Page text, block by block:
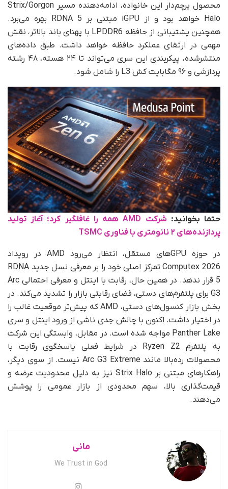
محصول پرچم‌دار این خانواده، ادامه‌دهنده مسیر Strix/Gorgon
Halo خواهد بود و از iGPU مبتنی بر RDNA 5 بهره می‌برد.
همچنین پشتیبانی از حافظه LPDDR6 با پهنای باند بالاتر، نقش
مهمی در ارتقای عملکرد حافظه خواهد داشت. طبق داده‌های
منتشرشده، پیکربندی این سری می‌تواند تا ۲۴ هسته، ۴۸ رشته
پردازشی و ۹۶ مگابایت کش L3 را شامل شود.
حتما بخوانید:
شرکت AMD همه را غافلگیر کرد؛ آغاز تولید
پردازنده‌های ۲ نانومتری با فناوری TSMC
در حوزه GPUهای مستقل، انتظار می‌رود AMD در رویداد
Computex 2026 تمرکز اصلی خود را بر معرفی نسل جدید RDNA
5 قرار ندهد. در همین حال، رقابت با اینتل و معرفی احتمالی Arc
G3 برای پلتفرم‌های دستی، فضای رقابتی بازار را تشدید می‌کند. در
بخش بازار کنسول‌های دستی، AMD که پیش‌تر موقعیت غالب را
در اختیار داشت، اکنون با چالش جدی ناشی از ورود اینتل و سری
Panther Lake مواجه شده است. در مقابل، وابستگی این شرکت
به پلتفرم Ryzen Z2 در شرایط فعلی پاسخگوی رقابت با
محصولات رده‌بالا مانند Arc G3 Extreme نیست. از سوی دیگر،
راهکارهای مبتنی بر Strix Halo نیز به دلیل محدودیت عرضه و
قیمت‌گذاری بالا، سهم محدودی از بازار عمومی را پوشش
می‌دهند.
مانی
We Trust in God